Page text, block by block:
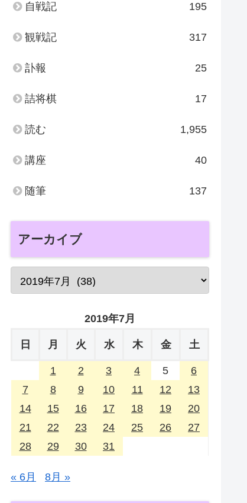
自戦記 195
観戦記 317
訃報 25
詰将棋 17
読む 1,955
講座 40
随筆 137
アーカイブ
2019年7月
日 月 火 水 木 金 土
1 2 3 4 5
6
7
8 9 10 11 12
13
14
15 16 17 18 19
20
21
22 23 24 25 26
27
28
29 30 31
« 6月 8月 »